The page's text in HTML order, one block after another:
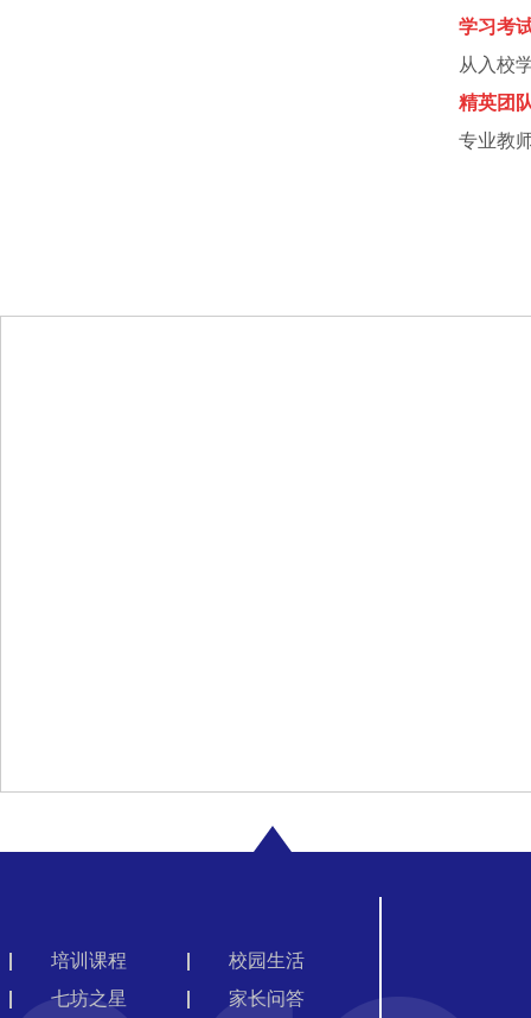
学习考
从入校
精英团
专业教
培训课程
校园生活
七坊之星
家长问答